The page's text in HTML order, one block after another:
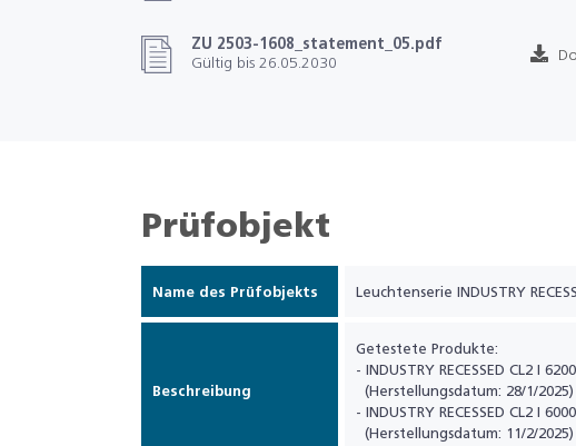
ZU 2503-1608_statement_05.pdf
Gültig bis 26.05.2030
Prüfobjekt
Name des Prüfobjekts Leuchtenserie INDUSTRY
Beschreibung
Getestete Produkte:
- INDUSTRY RECESSED CL2 I
(Herstellungsdatum: 28/1/2025)
- INDUSTRY RECESSED CL2 I
(Herstellungsdatum: 11/2/2025)